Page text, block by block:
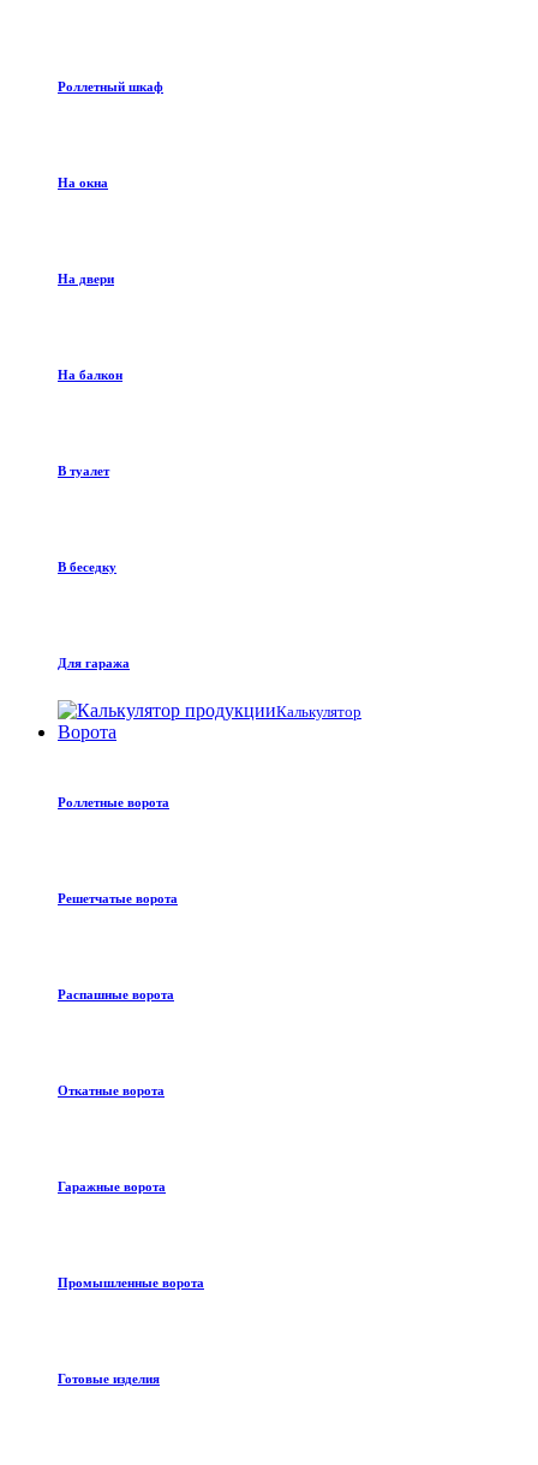
Роллетный шкаф
На окна
На двери
На балкон
В туалет
В беседку
Для гаража
Калькулятор
Ворота
Роллетные ворота
Решетчатые ворота
Распашные ворота
Откатные ворота
Гаражные ворота
Промышленные ворота
Готовые изделия